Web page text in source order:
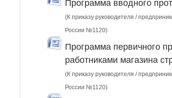
Программа вводного
(К приказу руководителя /
России №1120)
Программа первичного
работниками магазина
(К приказу руководителя /
России №1120)